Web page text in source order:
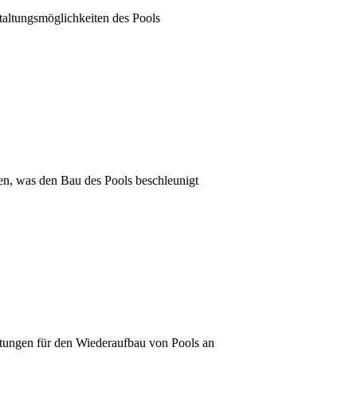
des Pools
was den Bau des Pools beschleunigt
für den Wiederaufbau von Pools an